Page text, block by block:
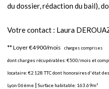
du dossier, rédaction du bail),
Votre contact : Laura
**Loyer €4 900/mois charges comprises
dont charges récupérables: €500/mois et
locataire: €2 128 TTCdont honoraires d'état
Lyon 06ème | Surface habitable: 163.69m²